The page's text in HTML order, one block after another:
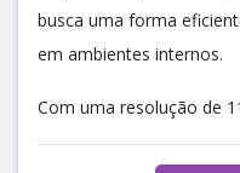
busca uma forma
em ambientes internos.
Com uma resolução de